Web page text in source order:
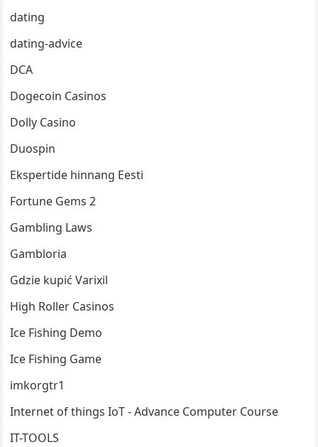
dating
dating-advice
DCA
Dogecoin Casinos
Dolly Casino
Duospin
Ekspertide hinnang Eesti
Fortune Gems 2
Gambling Laws
Gambloria
Gdzie kupić Varixil
High Roller Casinos
Ice Fishing Demo
Ice Fishing Game
imkorgtr1
Internet of thingsIoT- Advance Computer Course
IT-TOOLS